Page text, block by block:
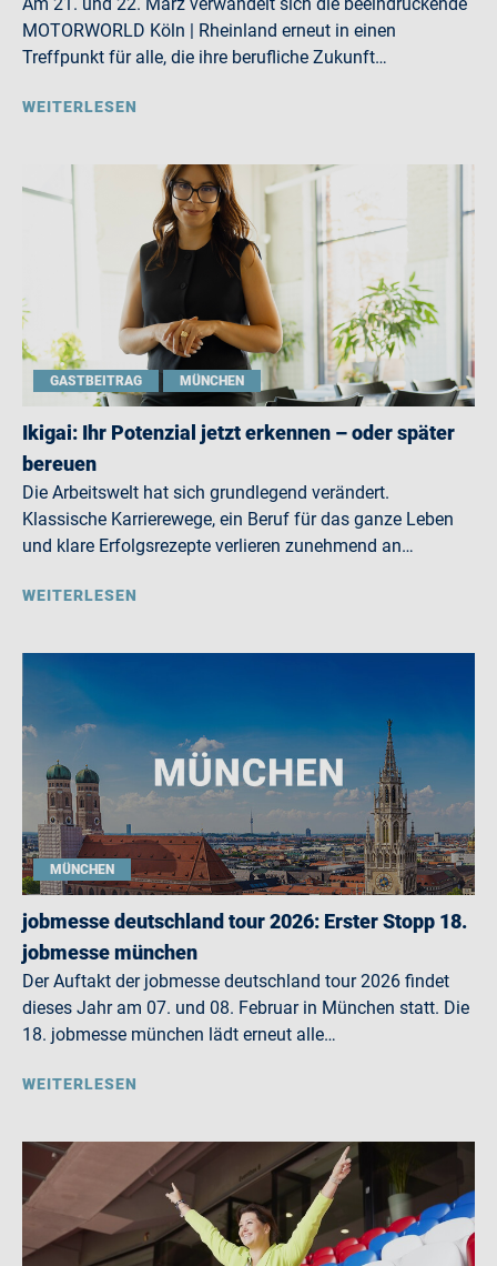
MOTORWORLD Köln | Rheinland erneut in einen
Treffpunkt für alle, die ihre berufliche Zukunft…
WEITERLESEN
GASTBEITRAG MÜNCHEN
Ikigai: Ihr Potenzial jetzt erkennen – oder später
bereuen
Die Arbeitswelt hat sich grundlegend verändert.
Klassische Karrierewege, ein Beruf für das ganze Leben
und klare Erfolgsrezepte verlieren zunehmend an…
WEITERLESEN
MÜNCHEN
jobmesse deutschland tour 2026: Erster Stopp 18.
jobmesse münchen
Der Auftakt der jobmesse deutschland tour 2026 findet
dieses Jahr am 07. und 08. Februar in München statt. Die
18. jobmesse münchen lädt erneut alle…
WEITERLESEN